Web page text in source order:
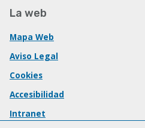
La web
Mapa Web
Aviso Legal
Cookies
Accesibilidad
Intranet